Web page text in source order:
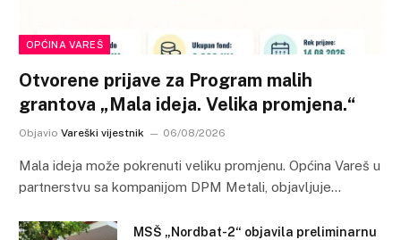
OPĆINA VAREŠ
Otvorene prijave za Program malih
grantova „Mala ideja. Velika promjena.“
Objavio Vareški vijestnik 06/08/2026
Mala ideja može pokrenuti veliku promjenu. Općina Vareš u
partnerstvu sa kompanijom DPM Metali, objavljuje…
MSŠ „Nordbat-2“ objavila preliminarnu